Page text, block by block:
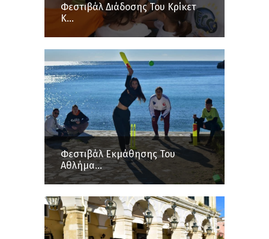
Φεστιβάλ Διάδοσης Του Κρίκετ
Κ...
Φεστιβάλ Εκμάθησης Του
Αθλήμα...